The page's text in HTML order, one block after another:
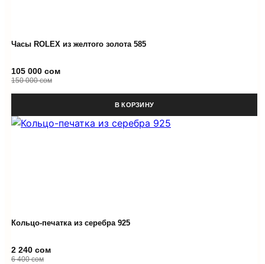
Часы ROLEX из желтого золота 585
105 000 сом
150 000 сом
В КОРЗИНУ
Кольцо-печатка из серебра 925
2 240 сом
6 400 сом